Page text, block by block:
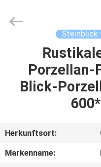
HAUSE
VIDEOS
CERAMICS
CO.,LTD..
Porzellan-
Blick-
Herkunftsort:
Markenname: